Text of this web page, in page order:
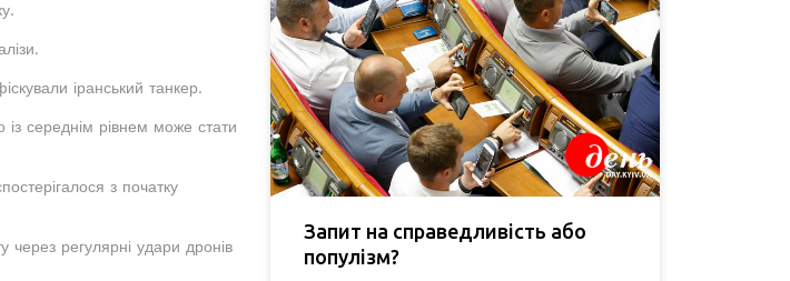
іранський танкер.
середнім рівнем може стати
з початку
регулярні удари дронів
Запит на справедливість або
популізм?